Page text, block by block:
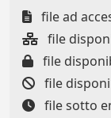
file ad
file
file
file
file sotto